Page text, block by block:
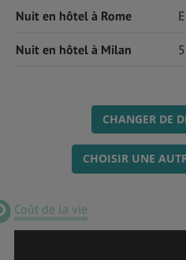
Nuit en hôtel à Rome
Nuit en hôtel à Milan
CHANGER DE
CHOISIR UNE
Coût de la vie